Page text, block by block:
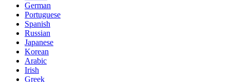
German
Portuguese
Spanish
Russian
Japanese
Korean
Arabic
Irish
Greek